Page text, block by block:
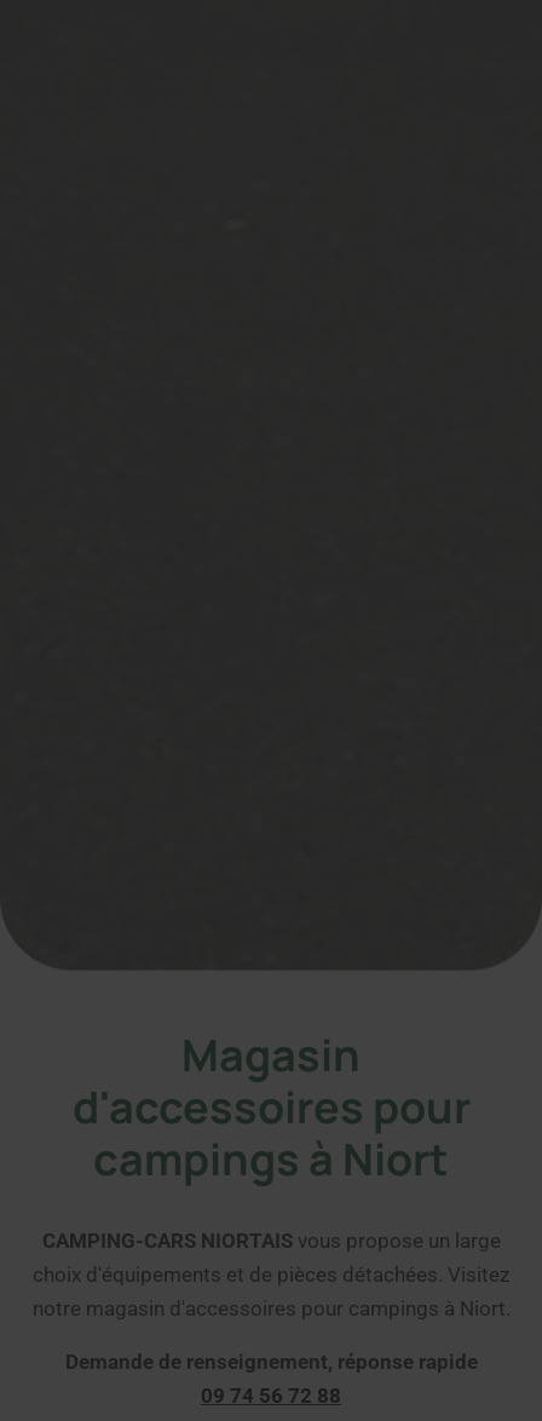
Magasin
d'accessoires pour
campings à Niort
CAMPING-CARS NIORTAISvous propose un large
choix d'équipements et de pièces détachées. Visitez
notre magasin d'accessoires pour campings à Niort.
Demande de renseignement, réponse rapide
09 74 56 72 88